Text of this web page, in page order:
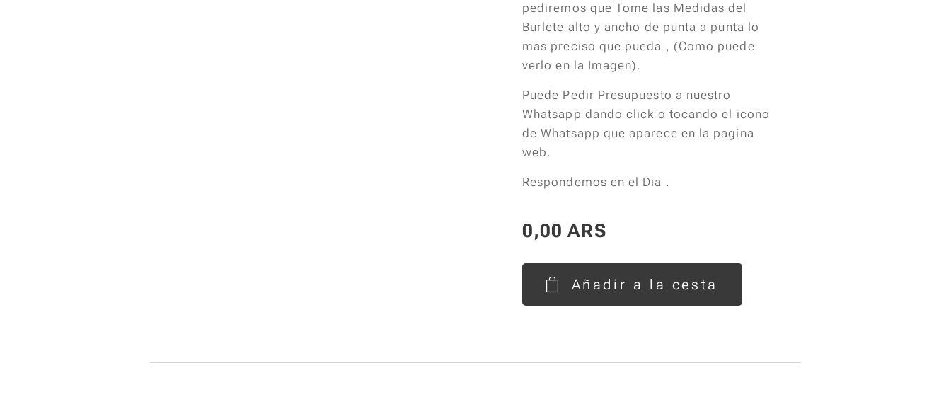
pediremos que Tome las Medidas del
Burlete alto y ancho de punta a punta lo
mas preciso que pueda , (Como puede
verlo en la Imagen).
Puede Pedir Presupuesto a nuestro
Whatsapp dando click o tocando el icono
de Whatsapp que aparece en la pagina
web.
Respondemos en el Dia .
0,00 ARS
Añadir a la cesta